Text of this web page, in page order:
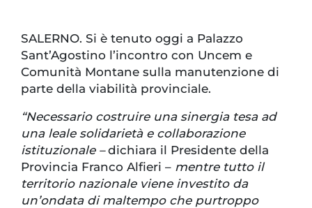
SALERNO. Si è tenuto oggi a Palazzo
Sant’Agostino l’incontro con Uncem e
Comunità Montane sulla manutenzione di
parte della viabilità provinciale.
“Necessario costruire una sinergia tesa ad
una leale solidarietà e collaborazione
istituzionale –dichiara il Presidente della
Provincia Franco Alfieri – mentre tutto il
territorio nazionale viene investito da
un’ondata di maltempo che purtroppo